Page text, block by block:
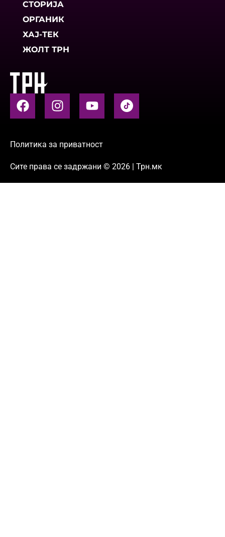
СТОРИЈА
ОРГАНИК
ХАЈ-ТЕК
ЖОЛТ ТРН
Политика за приватност
Сите права се задржани © 2026 | Трн.мк